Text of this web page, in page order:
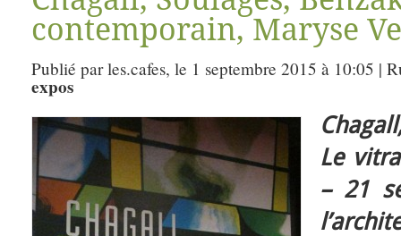
contemporain, Maryse
Publié par les.cafes, le 1 septembre 2015 à 10:05 |
expos
Le
– 21